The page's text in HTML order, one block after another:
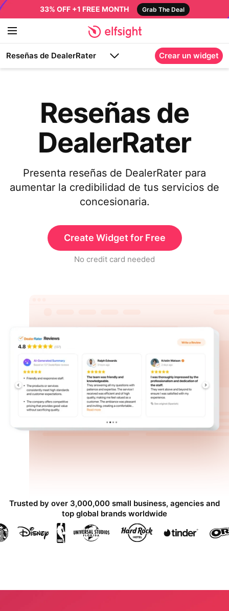
33% OFF +1 FREE MONTH Grab The Deal
Reseñas de DealerRater Crear un widget
Reseñas de
DealerRater
Presenta reseñas de DealerRater para
aumentar la credibilidad de tus servicios de
concesionaria.
Create Widget for Free
No credit card needed
Trusted by over 3,000,000 small business, agencies and
top global brands worldwide